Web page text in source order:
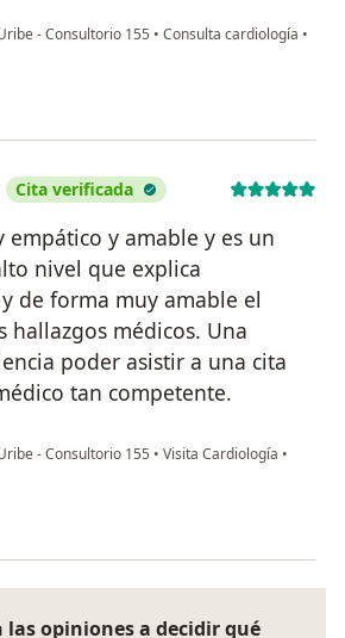
- Consultorio 155 • Consulta cardiología •
Emilio Betancur Caicedo
Cita verificada
empático y amable y es un
nivel que explica
de forma muy amable el
hallazgos médicos. Una
poder asistir a una cita
tan competente.
- Consultorio 155 • Visita Cardiología •
Tabares
las opiniones a decidir qué